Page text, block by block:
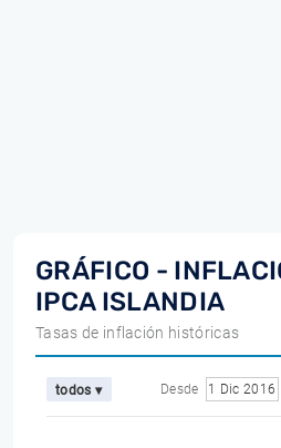
GRÁFICO -
IPCA ISLANDIA
Tasas de inflación históricas
todos ▾ Desde 1 Dic 2016